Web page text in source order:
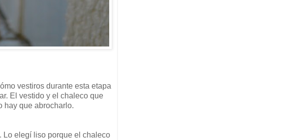
vestiros durante esta etapa
El vestido y el chaleco que
hay que abrocharlo.
Lo elegí liso porque el chaleco